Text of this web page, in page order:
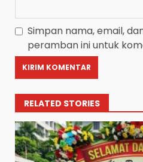
Simpan nama, email,
peramban ini untuk
RELATED STORIES